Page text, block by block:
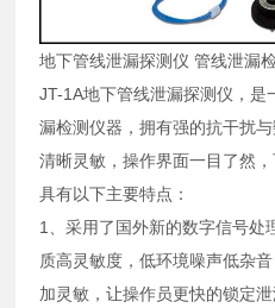
地下管线泄漏探测仪 管线泄漏
JT-1A地下管线泄漏探测仪，
漏检测仪器，拥有强的抗干扰
清晰灵敏，操作界面一目了然
具有以下主要特点：
1、采用了国外新的数字信号处
质高灵敏度，低环境噪声低杂
加灵敏，让操作员更快的锁定泄